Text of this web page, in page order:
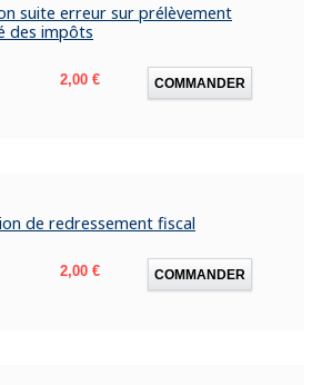
suite erreur sur prélèvement
des impôts
Prix
2,00 € COMMANDER
de redressement fiscal
Prix
2,00 € COMMANDER